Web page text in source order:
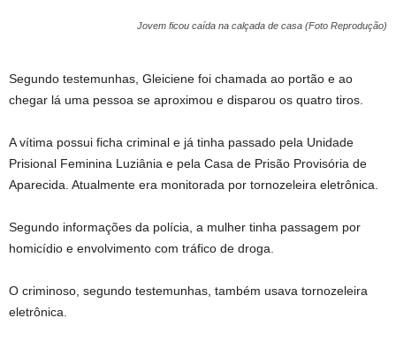
Jovem ficou caída na calçada de casa (Foto Reprodução)
Segundo testemunhas, Gleiciene foi chamada ao portão e ao
chegar lá uma pessoa se aproximou e disparou os quatro tiros.
A vítima possui ficha criminal e já tinha passado pela Unidade
Prisional Feminina Luziânia e pela Casa de Prisão Provisória de
Aparecida. Atualmente era monitorada por tornozeleira eletrônica.
Segundo informações da polícia, a mulher tinha passagem por
homicídio e envolvimento com tráfico de droga.
O criminoso, segundo testemunhas, também usava tornozeleira
eletrônica.